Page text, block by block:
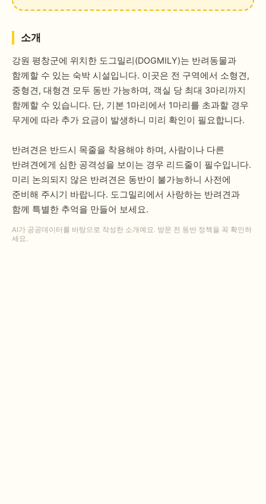
소개
강원 평창군에 위치한 도그밀리(DOGMILY)는 반려동물과
함께할 수 있는 숙박 시설입니다. 이곳은 전 구역에서 소형견,
중형견, 대형견 모두 동반 가능하며, 객실 당 최대 3마리까지
함께할 수 있습니다. 단, 기본 1마리에서 1마리를 초과할 경우
무게에 따라 추가 요금이 발생하니 미리 확인이 필요합니다.
반려견은 반드시 목줄을 착용해야 하며, 사람이나 다른
반려견에게 심한 공격성을 보이는 경우 리드줄이 필수입니다.
미리 논의되지 않은 반려견은 동반이 불가능하니 사전에
준비해 주시기 바랍니다. 도그밀리에서 사랑하는 반려견과
함께 특별한 추억을 만들어 보세요.
AI가 공공데이터를 바탕으로 작성한 소개예요. 방문 전 동반 정책을 꼭 확인하
세요.